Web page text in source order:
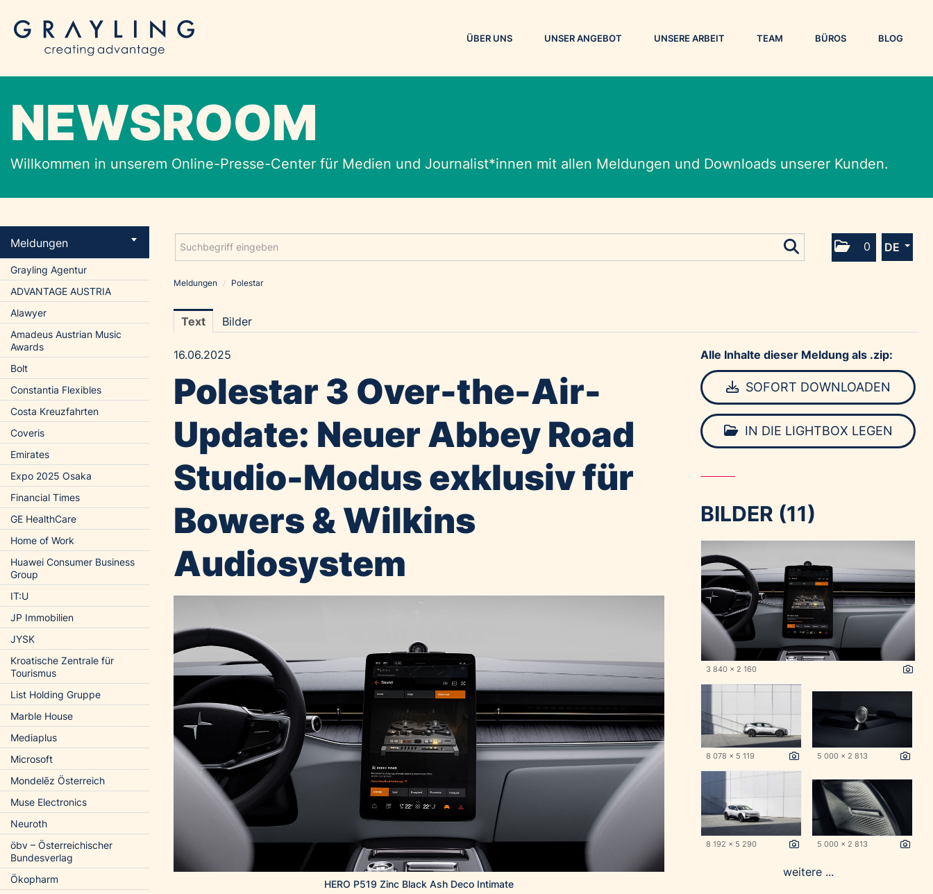
ÜBER UNS UNSER ANGEBOT UNSERE ARBEIT TEAM BÜROS BLOG
NEWSROOM
Willkommen in unserem Online-Presse-Center für Medien und Journalist*innen mit allen Meldungen und Downloads unserer Kunden.
0 DE
Meldungen
Grayling Agentur
ADVANTAGE AUSTRIA
Alawyer
Amadeus Austrian Music
Awards
Bolt
Constantia Flexibles
Costa Kreuzfahrten
Coveris
Emirates
Expo 2025 Osaka
Financial Times
GE HealthCare
Home of Work
Huawei Consumer Business
Group
IT:U
JP Immobilien
JYSK
Kroatische Zentrale für
Tourismus
List Holding Gruppe
Marble House
Mediaplus
Microsoft
Mondelēz Österreich
Muse Electronics
Neuroth
öbv – Österreichischer
Bundesverlag
Ökopharm
Meldungen / Polestar
Text Bilder
16.06.2025
Polestar 3 Over-the-Air-
Update: Neuer Abbey Road
Studio-Modus exklusiv für
Bowers & Wilkins
Audiosystem
HERO P519 Zinc Black Ash Deco Intimate
Alle Inhalte dieser Meldung als .zip:
SOFORT DOWNLOADEN
IN DIE LIGHTBOX LEGEN
BILDER (11)
3 840 x 2 160
8 078 x 5 119 5 000 x 2 813
8 192 x 5 290 5 000 x 2 813
weitere ...